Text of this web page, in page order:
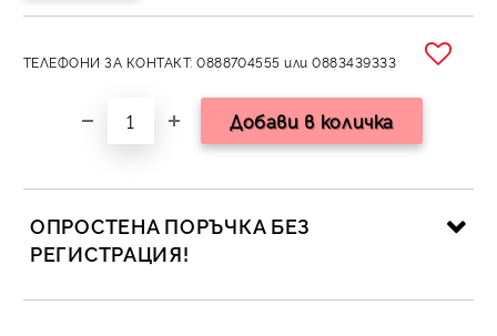
ТЕЛЕФОНИ ЗА КОНТАКТ: 0888704555 или 0883439333
ОПРОСТЕНА ПОРЪЧКА БЕЗ
РЕГИСТРАЦИЯ!